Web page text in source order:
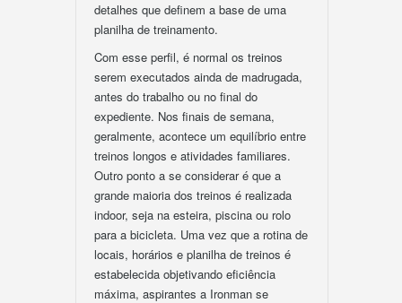
detalhes que definem a base de uma
planilha de treinamento.
Com esse perfil, é normal os treinos
serem executados ainda de madrugada,
antes do trabalho ou no final do
expediente. Nos finais de semana,
geralmente, acontece um equilíbrio entre
treinos longos e atividades familiares.
Outro ponto a se considerar é que a
grande maioria dos treinos é realizada
indoor, seja na esteira, piscina ou rolo
para a bicicleta. Uma vez que a rotina de
locais, horários e planilha de treinos é
estabelecida objetivando eficiência
máxima, aspirantes a Ironman se